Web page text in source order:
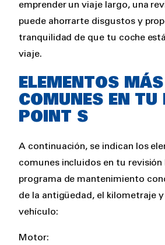
emprender un viaje largo, una
puede ahorrarte disgustos y
tranquilidad de que tu coche
viaje.
ELEMENTOS MÁS
COMUNES EN TU
POINT S
A continuación, se indican los
comunes incluidos en tu revisión
programa de mantenimiento
de la antigüedad, el kilometraje
vehículo:
Motor: